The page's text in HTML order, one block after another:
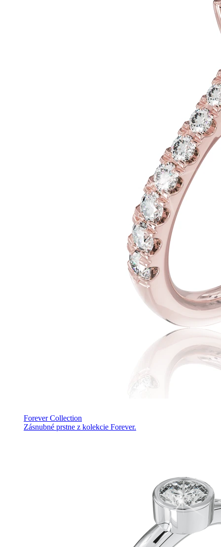
Forever Collection
Zásnubné prstne z kolekcie Forever.